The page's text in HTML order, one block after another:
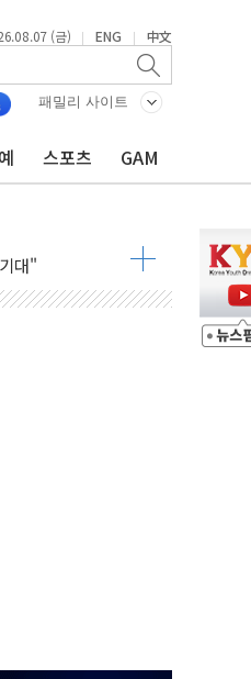
(금) | ENG | 中文
패밀리 사이트
스포츠 GAM
대"
건
급한다